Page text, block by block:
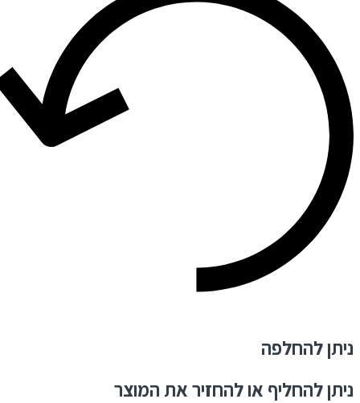
ניתן להחלפה
ניתן להחליף או להחזיר את המוצר